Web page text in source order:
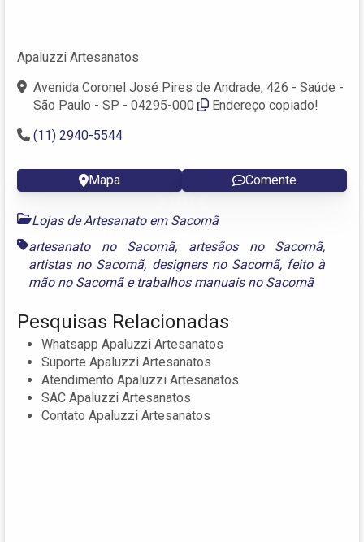
Apaluzzi Artesanatos
Avenida Coronel José Pires de Andrade, 426 - Saúde -
São Paulo - SP - 04295-000
Endereço copiado!
(11) 2940-5544
Mapa Comente
Lojas de Artesanato em Sacomã
artesanato no Sacomã, artesãos no Sacomã,
artistas no Sacomã, designers no Sacomã, feito à
mão no Sacomãe trabalhos manuais no Sacomã
Pesquisas Relacionadas
Whatsapp Apaluzzi Artesanatos
Suporte Apaluzzi Artesanatos
Atendimento Apaluzzi Artesanatos
SAC Apaluzzi Artesanatos
Contato Apaluzzi Artesanatos